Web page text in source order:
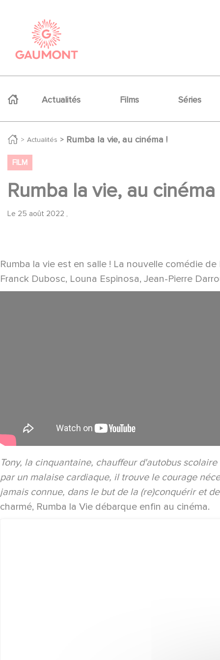
Actualités Films Séries
Actualités Rumba la vie, au cinéma !
FILM
Rumba la vie, au cinéma
Le 25 août 2022 ,
Rumba la vie est en salle ! La nouvelle comédie
Franck Dubosc, Louna Espinosa, Jean-Pierre
Tony, la cinquantaine, chauffeur d'autobus
par un malaise cardiaque, il trouve le courage
jamais connue, dans le but de la (re)conquérir et
charmé, Rumba la Vie débarque enfin au cinéma.